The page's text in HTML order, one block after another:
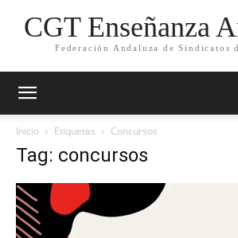
CGT Enseñanza
Federación Andaluza de Sindicatos
Inicio Etiquetas Concursos
Tag: concursos